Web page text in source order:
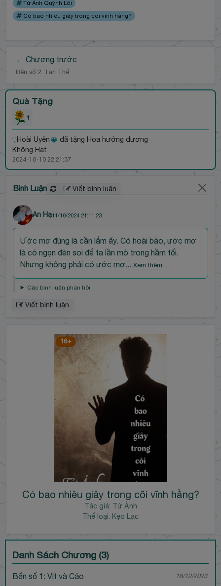
Tử Ảnh Quỳnh Lôi
Có bao nhiêu giây trong cõi vĩnh hằng?
← Chương trước
Bến số 2: Tận Thế
Quà Tặng
1
Hoài Uyên
đã tặng Hoa hướng dương
Không Hạt
2024-10-10 22:21:37
Bình Luận Viết bình luận
b
An Hạ11/10/2024 21:11:23
Ước mơ đúng là cần lắm ấy. Có hoài bão, ước mơ
là có ngọn đèn soi để ta lần mò trong hầm tối.
Nhưng không phải có ước mơ... Xem thêm
Các bình luận phản hồi
Viết bình luận
16+
Có bao nhiêu giây trong cõi vĩnh hằng?
Tác giả: Tử Ảnh
Thể loại: Kẹo Lạc
Danh Sách Chương (3)
Bến số 1: Vịt và Cáo 18/12/2023